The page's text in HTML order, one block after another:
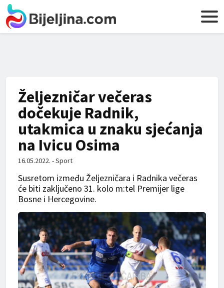
Željezničar večeras
dočekuje Radnik,
utakmica u znaku sjećanja
na Ivicu Osima
16.05.2022. - Sport
Susretom između Željezničara i Radnika večeras
će biti zaključeno 31. kolo m:tel Premijer lige
Bosne i Hercegovine.